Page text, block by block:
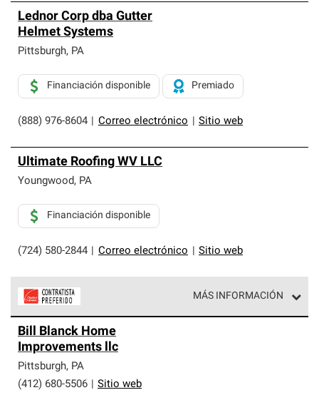
Lednor Corp dba Gutter
Helmet Systems
Pittsburgh, PA
(888) 976-8604 Correo electrónico Sitio web
Financiación disponible Premiado
Ultimate Roofing WV LLC
Youngwood, PA
(724) 580-2844 Correo electrónico Sitio web
Financiación disponible
MÁS INFORMACIÓN
parte de una red exclusiva de profesionales de techos
que cumplen con altos estándares y requisitos estrictos
de profesionalismo y confiabilidad.
Bill Blanck Home
Improvements llc
Pittsburgh, PA
(412) 680-5506
Sitio web